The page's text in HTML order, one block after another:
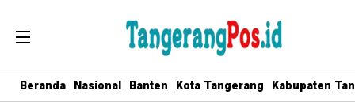
Beranda Nasional Banten Kota Tangerang Kabupaten